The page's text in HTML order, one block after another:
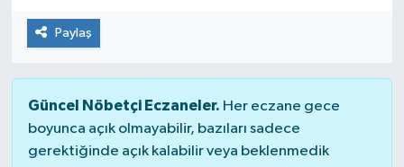
Paylaş
Güncel Nöbetçi Eczaneler. Her eczane gece
boyunca açık olmayabilir, bazıları sadece
gerektiğinde açık kalabilir veya beklenmedik
SÖYLEŞİ
YAŞAM